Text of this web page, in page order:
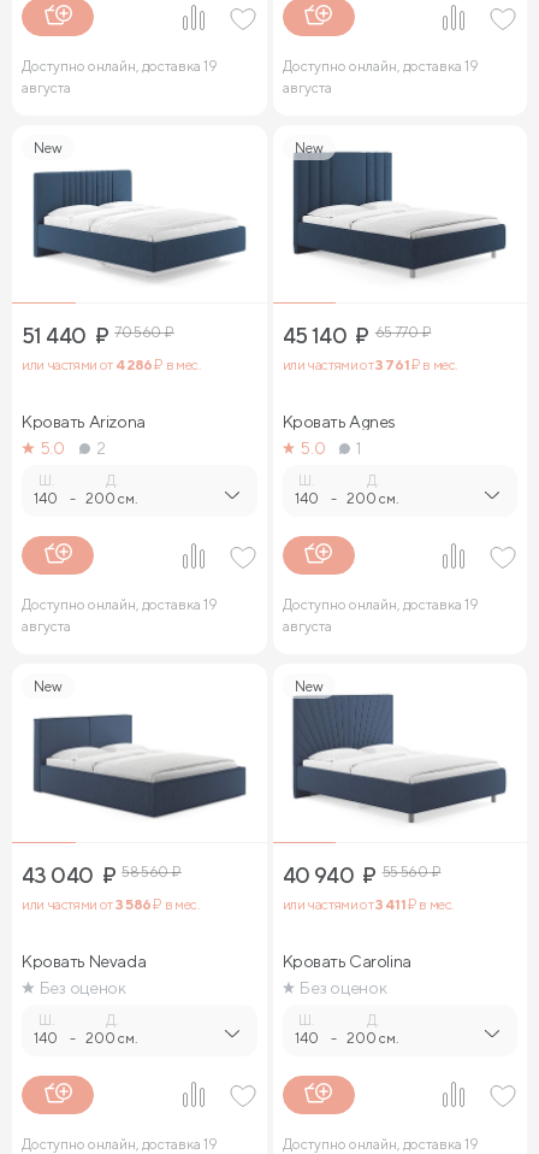
Доступно онлайн, доставка 19
августа
Доступно онлайн, доставка 19
августа
New
51 440 ₽ 70 560₽
или частями от 4 286₽ в мес.
Кровать Arizona
5.0
2
140 -
Д.
200 см.
Доступно онлайн, доставка 19
августа
New
45 140 ₽ 65 770₽
или частями от3 761₽ в мес.
Кровать Agnes
5.0
1
140 -
Д.
200 см.
Доступно онлайн, доставка 19
августа
New
43 040 ₽ 58 560₽
или частями от3 586₽ в мес.
Кровать Nevada
Без оценок
Ш.
140 -
Д.
200 см.
Доступно онлайн, доставка 19
New
40 940 ₽ 55 560₽
или частями от3 411₽ в мес.
Кровать Carolina
Без оценок
Ш.
140 -
Д.
200 см.
Доступно онлайн, доставка 19